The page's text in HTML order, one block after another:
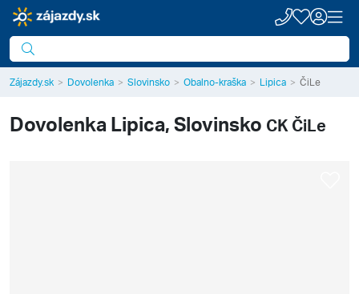
Zájazdy.sk Dovolenka Slovinsko Obalno-kraška Lipica ČiLe
Dovolenka Lipica, Slovinsko CK ČiLe